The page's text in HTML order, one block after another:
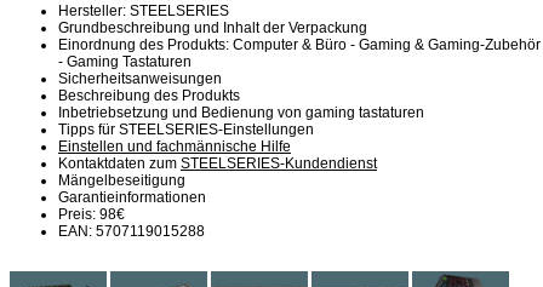
Hersteller: STEELSERIES
Grundbeschreibung und Inhalt der Verpackung
Einordnung des Produkts: Computer & Büro - Gaming & Gaming-Zubehör
- Gaming Tastaturen
Sicherheitsanweisungen
Beschreibung des Produkts
Inbetriebsetzung und Bedienung von gaming tastaturen
Tipps für STEELSERIES-Einstellungen
Einstellen und fachmännische Hilfe
Kontaktdaten zum STEELSERIES-Kundendienst
Mängelbeseitigung
Garantieinformationen
Preis: 98€
EAN: 5707119015288